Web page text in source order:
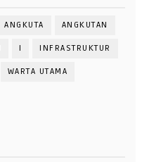
ANGKUTA ANGKUTAN
I INFRASTRUKTUR
WARTA UTAMA